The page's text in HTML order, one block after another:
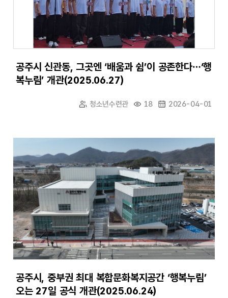
공주시 신관동, 그곳엔 ‘배움과 쉼’이 공존한다…‘행
복누림’ 개관(2025.06.27)
청소년수련관 18 2026-04-01
공주시, 중부권 최대 복합문화복지공간 ‘행복누림’
오는 27일 공식 개관(2025.06.24)